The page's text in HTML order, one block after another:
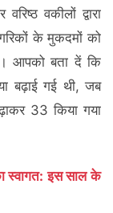
वकीलों द्वारा
के मुकदमों को
आपको बता दें कि
बढ़ाई गई थी, जब
33 किया गया
स्वागत: इस साल के